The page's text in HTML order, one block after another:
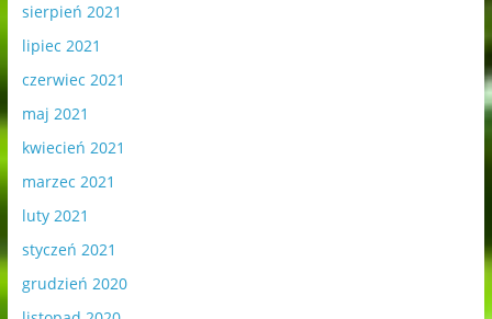
sierpień 2021
lipiec 2021
czerwiec 2021
maj 2021
kwiecień 2021
marzec 2021
luty 2021
styczeń 2021
grudzień 2020